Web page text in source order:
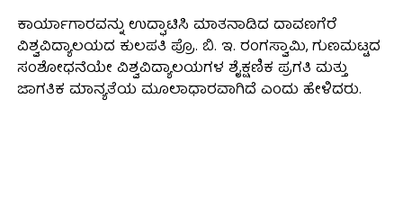
ಕಾರ್ಯಾಗಾರವನ್ನು ಉದ್ಘಾಟಿಸಿ ಮಾತನಾಡಿದ ದಾವಣಗೆರೆ
ವಿಶ್ವವಿದ್ಯಾಲಯದ ಕುಲಪತಿ ಪ್ರೊ. ಬಿ. ಇ. ರಂಗಸ್ವಾಮಿ, ಗುಣಮಟ್ಟದ
ಸಂಶೋಧನೆಯೇ ವಿಶ್ವವಿದ್ಯಾಲಯಗಳ ಶೈಕ್ಷಣಿಕ ಪ್ರಗತಿ ಮತ್ತು
ಜಾಗತಿಕ ಮಾನ್ಯತೆಯ ಮೂಲಾಧಾರವಾಗಿದೆ ಎಂದು ಹೇಳಿದರು.